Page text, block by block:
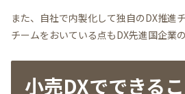
また、自社で内製化して独自のDX推進
チームをおいている点もDX先進国企業
小売DXでできる